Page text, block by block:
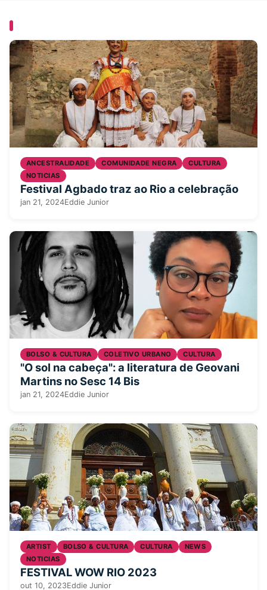
ANCESTRALIDADE COMUNIDADE NEGRA
CULTURA
NOTICIAS
Festival Agbado traz ao Rio a celebração
jan 21, 2024Eddie Junior
BOLSO & CULTURA COLETIVO URBANO CULTURA
"O sol na cabeça": a literatura de Geovani
Martins no Sesc 14 Bis
jan 21, 2024Eddie Junior
ARTIST BOLSO & CULTURA CULTURA
NEWS
NOTICIAS
FESTIVAL WOW RIO 2023
out 10, 2023Eddie Junior